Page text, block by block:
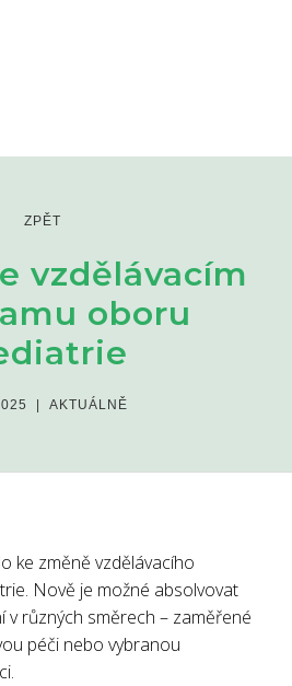
ZPĚT
vzdělávacím
oboru
AKTUÁLNĚ
ke změně vzdělávacího
Nově je možné absolvovat
v různých směrech – zaměřené
péči nebo vybranou